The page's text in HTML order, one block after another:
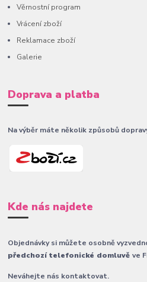
Věrnostní program
Vrácení zboží
Reklamace zboží
Galerie
Doprava a platba
Na výběr máte několik způsobů
Kde nás najdete
Objednávky si můžete osobně
předchozí telefonické domluvěve
Neváhejte nás kontaktovat.